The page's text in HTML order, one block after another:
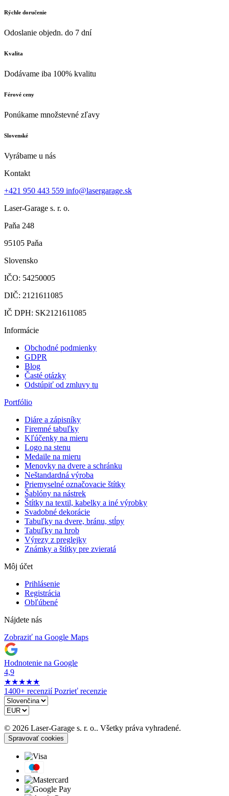
Rýchle doručenie
Odoslanie objedn. do 7 dní
Kvalita
Dodávame iba 100% kvalitu
Férové ceny
Ponúkame množstevné zľavy
Slovenské
Vyrábame u nás
Kontakt
+421 950 443 559 info@lasergarage.sk
Laser-Garage s. r. o.
Paňa 248
95105 Paňa
Slovensko
IČO: 54250005
DIČ: 2121611085
IČ DPH: SK2121611085
Informácie
Obchodné podmienky
GDPR
Blog
Časté otázky
Odstúpiť od zmluvy tu
Portfólio
Diáre a zápisníky
Firemné tabuľky
Kľúčenky na mieru
Logo na stenu
Medaile na mieru
Menovky na dvere a schránku
Neštandardná výroba
Priemyselné označovacie štítky
Šablóny na nástrek
Štítky na textil, kabelky a iné výrobky
Svadobné dekorácie
Tabuľky na dvere, bránu, stĺpy
Tabuľky na hrob
Výrezy z preglejky
Známky a štítky pre zvieratá
Môj účet
Prihlásenie
Registrácia
Obľúbené
Nájdete nás
Zobraziť na Google Maps
Hodnotenie na Google
4,9
★★★★★
1400+ recenzií Pozrieť recenzie
© 2026 Laser-Garage s. r. o.. Všetky práva vyhradené.
Spravovať cookies